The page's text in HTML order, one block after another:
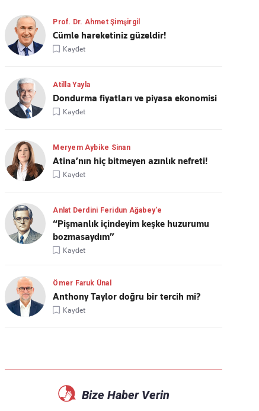
Prof. Dr. Ahmet Şimşirgil
Cümle hareketiniz güzeldir!
Kaydet
Atilla Yayla
Dondurma fiyatları ve piyasa ekonomisi
Kaydet
Meryem Aybike Sinan
Atina’nın hiç bitmeyen azınlık nefreti!
Kaydet
Anlat Derdini Feridun Ağabey'e
“Pişmanlık içindeyim keşke huzurumu
bozmasaydım”
Kaydet
Ömer Faruk Ünal
Anthony Taylor doğru bir tercih mi?
Kaydet
Bize Haber Verin